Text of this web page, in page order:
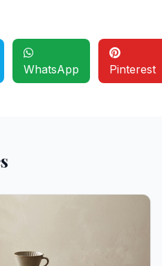
WhatsApp Pinterest